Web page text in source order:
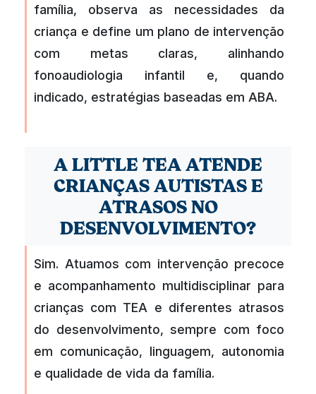
família, observa as necessidades da
criança e define um plano de intervenção
com metas claras, alinhando
fonoaudiologia infantil e, quando
indicado, estratégias baseadas em ABA.
A LITTLE TEA ATENDE
CRIANÇAS AUTISTAS E
ATRASOS NO
DESENVOLVIMENTO?
Sim. Atuamos com intervenção precoce
e acompanhamento multidisciplinar para
crianças com TEA e diferentes atrasos
do desenvolvimento, sempre com foco
em comunicação, linguagem, autonomia
e qualidade de vida da família.